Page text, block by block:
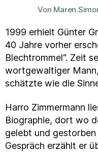
Beitragsautor
Von
1999 erhielt Günter
40 Jahre vorher
Blechtrommel“. Zeit
wortgewaltiger
schätzte wie die
Harro Zimmermann
Biographie, dort wo
gelebt und gestorben
Gespräch erzählt er